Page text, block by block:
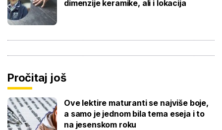
dimenzije keramike, ali i lokacija
Pročitaj još
Ove lektire maturanti se najviše boje,
a samo je jednom bila tema eseja i to
na jesenskom roku